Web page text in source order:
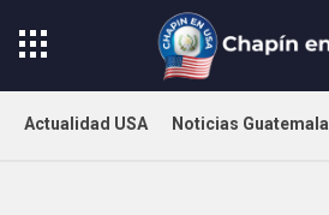
Actualidad USA Noticias Guatemala